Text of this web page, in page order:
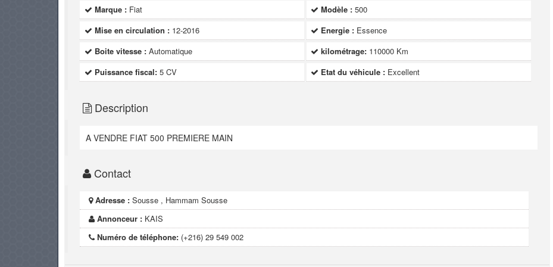
Marque : Fiat Modèle : 500
Mise en circulation : 12-2016 Energie : Essence
Boite vitesse : Automatique kilométrage: 110000 Km
Puissance fiscal: 5 CV Etat du véhicule : Excellent
Description
A VENDRE FIAT 500 PREMIERE MAIN
Contact
Adresse : Sousse , Hammam Sousse
Annonceur : KAIS
Numéro de téléphone: (+216) 29 549 002